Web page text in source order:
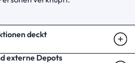
deckt
externe Depots